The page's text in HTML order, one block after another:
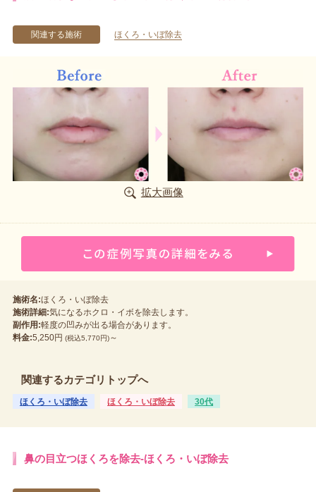
関連する施術 ほくろ・いぼ除去
拡大画像
施術名:ほくろ・いぼ除去
施術詳細:気になるホクロ・イボを除去します。
副作用:軽度の凹みが出る場合があります。
料金:5,250円 (税込5,770円)～
関連するカテゴリトップへ
ほくろ・いぼ除去 ほくろ・いぼ除去 30代
鼻の目立つほくろを除去-ほくろ・いぼ除去